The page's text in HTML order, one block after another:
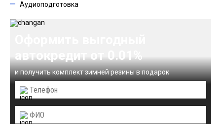
Аудиоподготовка
автокредит от 0.01%
и получить комплект зимней резины в подарок